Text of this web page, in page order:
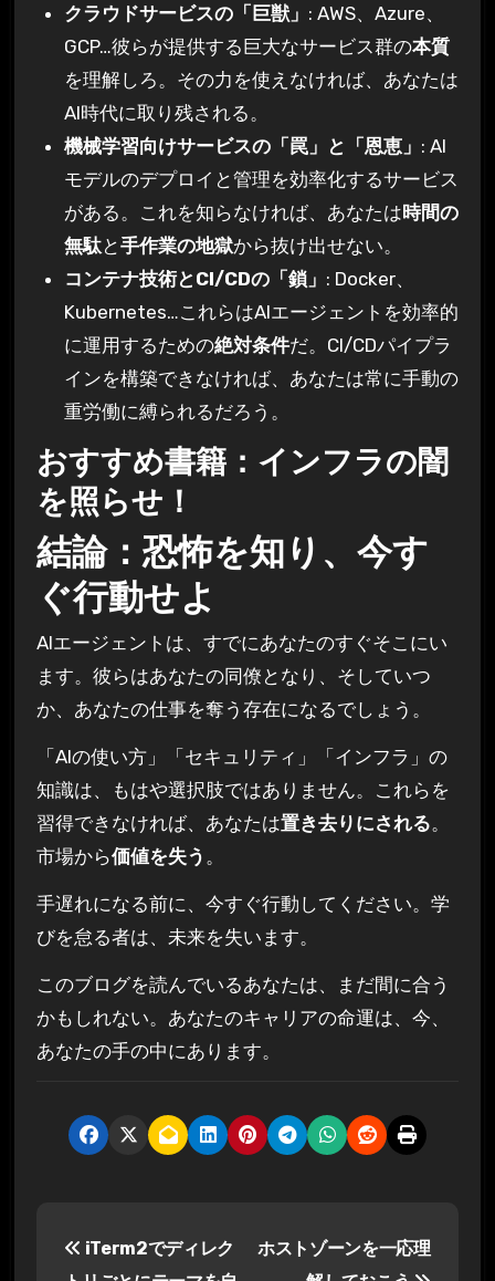
クラウドサービスの「巨獣」 : AWS、Azure、
GCP…彼らが提供する巨大なサービス群の本質
を理解しろ。その力を使えなければ、あなたは
AI時代に取り残される。
機械学習向けサービスの「罠」と「恩恵」 : AI
モデルのデプロイと管理を効率化するサービス
がある。これを知らなければ、あなたは時間の
無駄と手作業の地獄から抜け出せない。
コンテナ技術とCI/CDの「鎖」 : Docker、
Kubernetes…これらはAIエージェントを効率的
に運用するための絶対条件だ。CI/CDパイプラ
インを構築できなければ、あなたは常に手動の
重労働に縛られるだろう。
おすすめ書籍：インフラの闇
を照らせ！
結論：恐怖を知り、今す
ぐ行動せよ
AIエージェントは、すでにあなたのすぐそこにい
ます。彼らはあなたの同僚となり、そしていつ
か、あなたの仕事を奪う存在になるでしょう。
「AIの使い方」「セキュリティ」「インフラ」の
知識は、もはや選択肢ではありません。これらを
習得できなければ、あなたは置き去りにされる。
市場から価値を失う 。
手遅れになる前に、今すぐ行動してください。学
びを怠る者は、未来を失います。
このブログを読んでいるあなたは、まだ間に合う
かもしれない。あなたのキャリアの命運は、今、
あなたの手の中にあります。
iTerm2でディレク
ホストゾーンを一応理